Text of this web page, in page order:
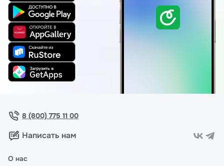
8 (800) 775 11 00
Написать нам
О нас